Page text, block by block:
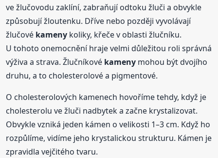
ve žlučovodu zaklíní, zabraňují odtoku žluči a obvykle
způsobují žloutenku. Dříve nebo později vyvolávají
žlučové kameny koliky, křeče v oblasti žlučníku.
U tohoto onemocnění hraje velmi důležitou roli správná
výživa a strava. Žlučníkové kameny mohou být dvojího
druhu, a to cholesterolové a pigmentové.
O cholesterolových kamenech hovoříme tehdy, když je
cholesterolu ve žluči nadbytek a začne krystalizovat.
Obvykle vzniká jeden kámen o velikosti 1–3 cm. Když ho
rozpůlíme, vidíme jeho krystalickou strukturu. Kámen je
zpravidla vejčitého tvaru.